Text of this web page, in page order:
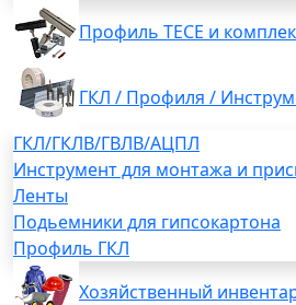
Профиль TECE и
ГКЛ / Профиля /
ГКЛ/ГКЛВ/ГВЛВ/АЦПЛ
Инструмент для монтажа и
Ленты
Подьемники для гипсокартона
Профиль ГКЛ
Хозяйственный